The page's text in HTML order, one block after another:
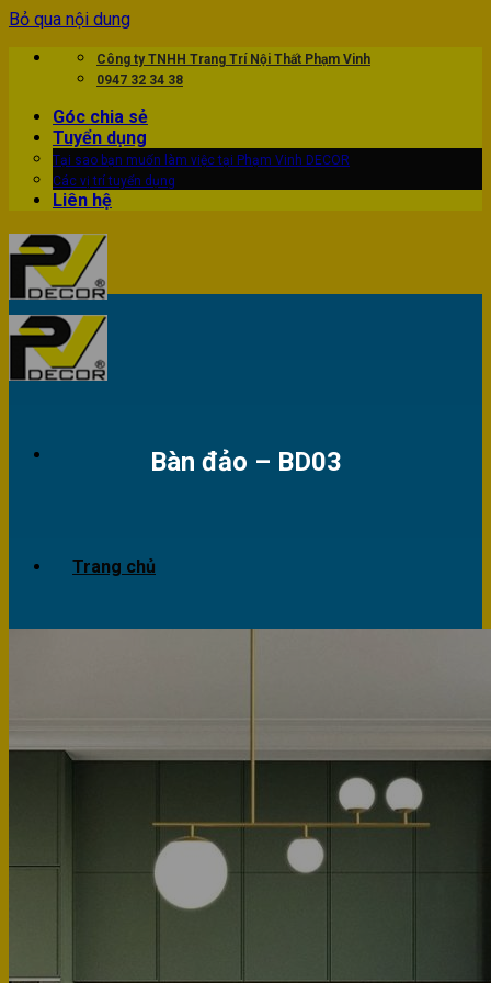
Bỏ qua nội dung
Công ty TNHH Trang Trí Nội Thất Phạm Vinh
0947 32 34 38
Góc chia sẻ
Tuyển dụng
Tại sao bạn muốn làm việc tại Phạm Vinh DECOR
Các vị trí tuyển dụng
Liên hệ
Trang chủ
Dự án
Công trình nhà ở
Phòng khách
Bàn đảo – BD03